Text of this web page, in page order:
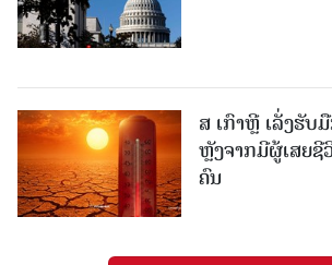
ສ ເກົາຫຼີ ເລັ່ງຮັບ
ຫຼັງຈາກມີຜູ້ເສຍຊີ
ຄົນ